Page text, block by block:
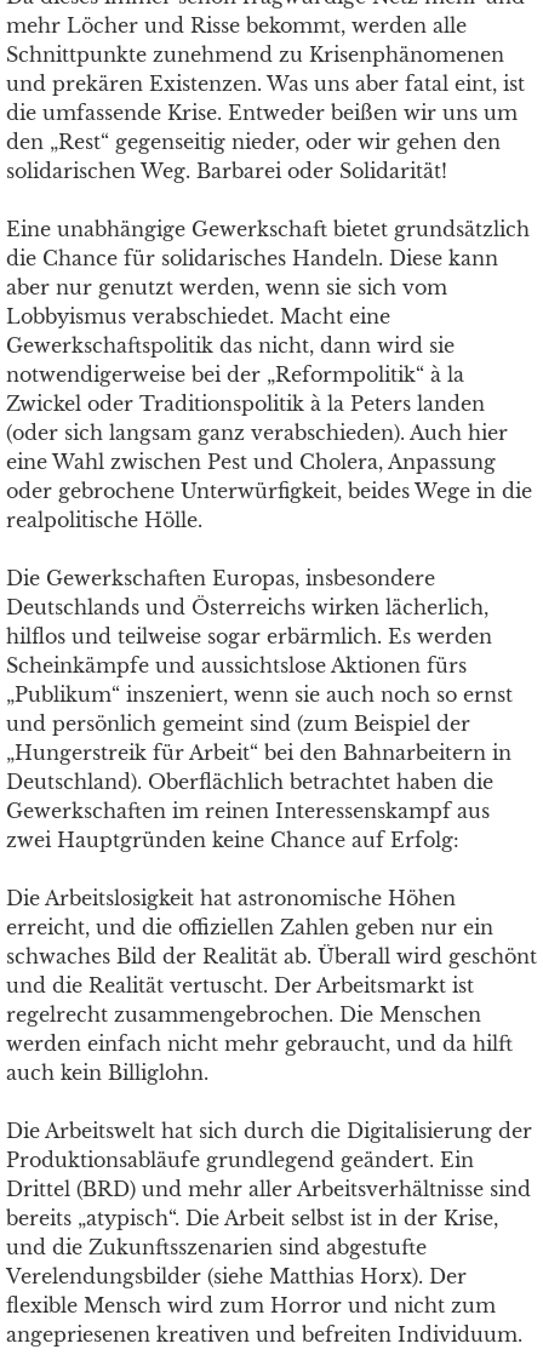
mehr Löcher und Risse bekommt, werden alle
Schnittpunkte zunehmend zu Krisenphänomenen
und prekären Existenzen. Was uns aber fatal eint, ist
die umfassende Krise. Entweder beißen wir uns um
den „Rest“ gegenseitig nieder, oder wir gehen den
solidarischen Weg. Barbarei oder Solidarität!
Eine unabhängige Gewerkschaft bietet grundsätzlich
die Chance für solidarisches Handeln. Diese kann
aber nur genutzt werden, wenn sie sich vom
Lobbyismus verabschiedet. Macht eine
Gewerkschaftspolitik das nicht, dann wird sie
notwendigerweise bei der „Reformpolitik“ à la
Zwickel oder Traditionspolitik à la Peters landen
(oder sich langsam ganz verabschieden). Auch hier
eine Wahl zwischen Pest und Cholera, Anpassung
oder gebrochene Unterwürfigkeit, beides Wege in die
realpolitische Hölle.
Die Gewerkschaften Europas, insbesondere
Deutschlands und Österreichs wirken lächerlich,
hilflos und teilweise sogar erbärmlich. Es werden
Scheinkämpfe und aussichtslose Aktionen fürs
„Publikum“ inszeniert, wenn sie auch noch so ernst
und persönlich gemeint sind (zum Beispiel der
„Hungerstreik für Arbeit“ bei den Bahnarbeitern in
Deutschland). Oberflächlich betrachtet haben die
Gewerkschaften im reinen Interessenskampf aus
zwei Hauptgründen keine Chance auf Erfolg:
Die Arbeitslosigkeit hat astronomische Höhen
erreicht, und die offiziellen Zahlen geben nur ein
schwaches Bild der Realität ab. Überall wird geschönt
und die Realität vertuscht. Der Arbeitsmarkt ist
regelrecht zusammengebrochen. Die Menschen
werden einfach nicht mehr gebraucht, und da hilft
auch kein Billiglohn.
Die Arbeitswelt hat sich durch die Digitalisierung der
Produktionsabläufe grundlegend geändert. Ein
Drittel (BRD) und mehr aller Arbeitsverhältnisse sind
bereits „atypisch“. Die Arbeit selbst ist in der Krise,
und die Zukunftsszenarien sind abgestufte
Verelendungsbilder (siehe Matthias Horx). Der
flexible Mensch wird zum Horror und nicht zum
angepriesenen kreativen und befreiten Individuum.